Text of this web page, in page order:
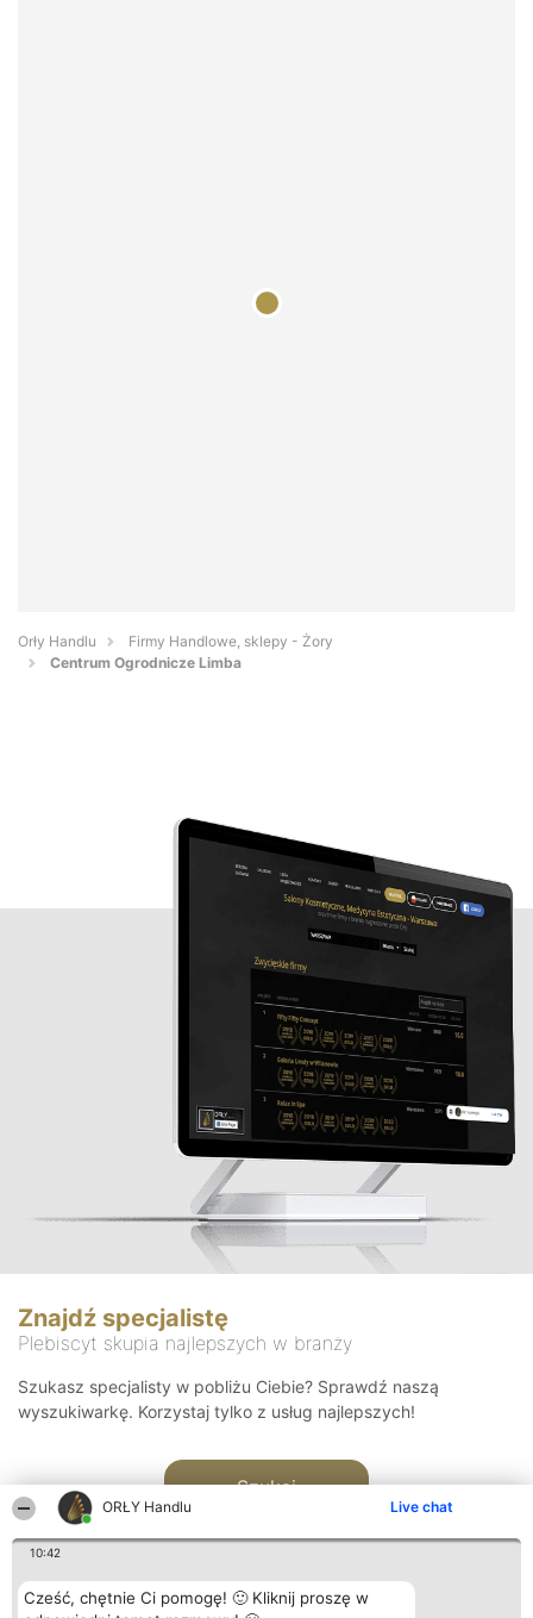
ORŁY Handlu Live chat
10:42
Cześć, chętnie Ci pomogę! 🙂 Kliknij proszę w
Orły Handlu
Firmy Handlowe, sklepy - Żory
Centrum Ogrodnicze Limba
Znajdź specjalistę
Plebiscyt skupia najlepszych w branży
Szukasz specjalisty w pobliżu Ciebie? Sprawdź naszą
wyszukiwarkę. Korzystaj tylko z usług najlepszych!
Szukaj